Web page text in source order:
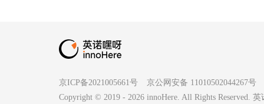
京ICP备2021005661号
京公网安备 11010502044267号
Copyright © 2019 - 2026 innoHere. All Rights Reserved.